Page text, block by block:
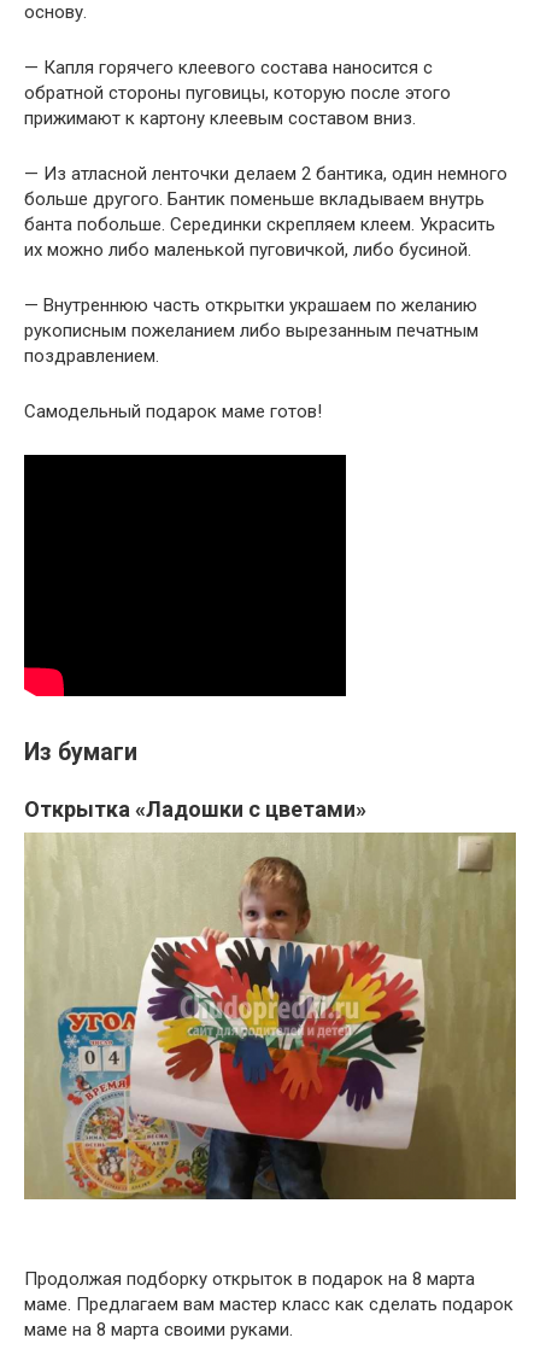
основу.
— Капля горячего клеевого состава наносится с
обратной стороны пуговицы, которую после этого
прижимают к картону клеевым составом вниз.
— Из атласной ленточки делаем 2 бантика, один немного
больше другого. Бантик поменьше вкладываем внутрь
банта побольше. Серединки скрепляем клеем. Украсить
их можно либо маленькой пуговичкой, либо бусиной.
— Внутреннюю часть открытки украшаем по желанию
рукописным пожеланием либо вырезанным печатным
поздравлением.
Самодельный подарок маме готов!
Из бумаги
Открытка «Ладошки с цветами»
Продолжая подборку открыток в подарок на 8 марта
маме. Предлагаем вам мастер класс как сделать подарок
маме на 8 марта своими руками.